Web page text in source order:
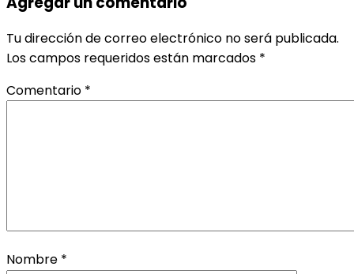
Tu dirección de correo electrónico no será publicada.
Los campos requeridos están marcados *
Comentario *
Nombre *